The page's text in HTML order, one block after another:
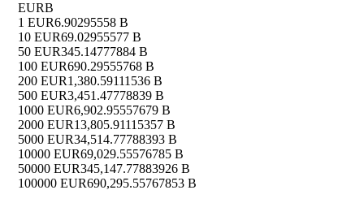
EURB
1 EUR6.90295558 B
10 EUR69.02955577 B
50 EUR345.14777884 B
100 EUR690.29555768 B
200 EUR1,380.59111536 B
500 EUR3,451.47778839 B
1000 EUR6,902.95557679 B
2000 EUR13,805.91115357 B
5000 EUR34,514.77788393 B
10000 EUR69,029.55576785 B
50000 EUR345,147.77883926 B
100000 EUR690,295.55767853 B